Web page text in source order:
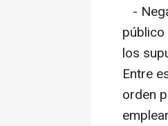
-
los
Entre
orden